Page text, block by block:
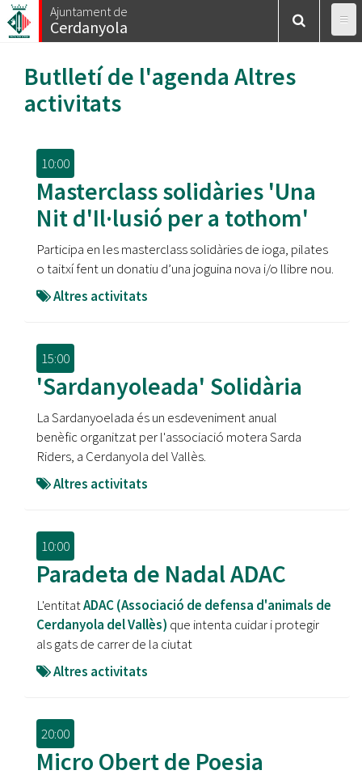
Vés
al
Ajuntament de
Cerdanyola
Butlletí de l'agenda Altres
activitats
10:00
Masterclass solidàries 'Una
Nit d'Il·lusió per a tothom'
Participa en les masterclass solidàries de ioga, pilates
o taitxí fent un donatiu d’una joguina nova i/o llibre nou.
Altres activitats
15:00
'Sardanyoleada' Solidària
La Sardanyoelada és un esdeveniment anual
benèfic organitzat per l'associació motera Sarda
Riders, a Cerdanyola del Vallès.
Altres activitats
10:00
Paradeta de Nadal ADAC
L'entitatADAC (Associació de defensa d'animals de
Cerdanyola del Vallès) que intenta cuidar i protegir
als gats de carrer de la ciutat
Altres activitats
20:00
Micro Obert de Poesia